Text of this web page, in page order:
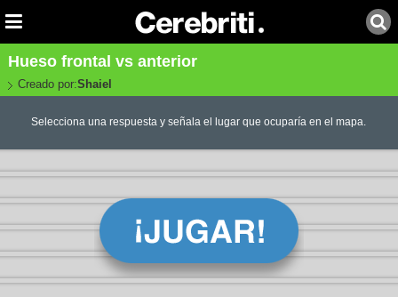
Hueso frontal vs anterior
Creado por:Shaiel
Selecciona una respuesta y señala el lugar que ocuparía en el mapa.